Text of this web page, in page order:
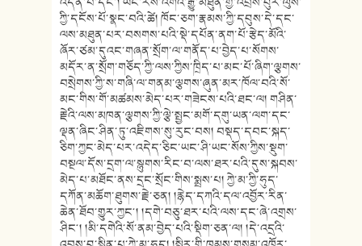
ཀྱི་དངོས་པོ་སྣང་བའི་ཚེ། ཁོང་ཅག་རྣམས་ཀྱི་དབུས་དེ་དང་
ལས་མཐུན་པར་བསགས་པའི་སྡེ་དཔོན་ནག་པོ་རྩེད་མོའི་
ཞོར་ཙམ་དུའང་གཞན་སྲོག་ལ་གནོད་པ་བྱེད་པ་སོགས་
མདོར་ན་སྲོག་གཅོད་ཀྱི་ལས་ཀྱིས་ཁྲིད་པ་མང་པོ་ཞིག་ལྕགས་
བསྲེགས་ཀྱི་ས་གཞི་ལ་གནམ་ལྕགས་ཞུན་མར་ཁོལ་བའི་སོ་
མང་གིས་གོ་མཚམས་མེད་པར་གཟེངས་པའི་ཐང་ལ། གཤིན་
རྗེའི་ལས་མཁན་ལྕགས་ཀྱི་ལྕེ་སྤྱང་མགོ་དགུ་ཡན་ལག་དང་
ལྡན་ཞིང་ཤིན་ཏུ་འཇིགས་སུ་རུང་བས། བསྡད་དབང་སྐད་
ཅིག་ཀྱང་མེད་པར་འདེད་ཅིང་ཡང་ཤི་ཡང་སོས་ཀྱིས་སྡུག་
བསྔལ་དོས་དྲག་ལ་སྙུགས་རིང་བ་ལས་ཐར་པའི་དུས་སྐབས་
མེད་པ་མཐོང་ནས་དྲང་སྲོང་གིས་སྨྲས་པ། ཀྱེ་མ་ཀྱི་ཧུད་
དཀོན་མཆོག་ཐུགས་རྗེ་ཅན། །རྙེད་དཀའི་དལ་འབྱོར་རིན་
ཆེན་ཐོབ་གྱུར་ཀྱང༌། །དགེ་བཅུ་ཐར་པའི་ལས་དང་ཞེ་འགྲས་
ཤིང༌། །མི་དགེའི་སོ་ནམ་བྱེད་པའི་སྡིག་ཅན་ལ། །དེ་འདྲའི་